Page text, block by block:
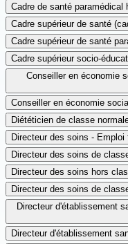
Cadre de santé paramédical
Cadre supérieur de santé
Cadre supérieur de santé
Cadre supérieur socio-
Conseiller en économie
Conseiller en économie
Diététicien de classe
Directeur des soins - Emploi
Directeur des soins de
Directeur des soins hors
Directeur des soins de
Directeur d'établissement
Directeur d'établissement